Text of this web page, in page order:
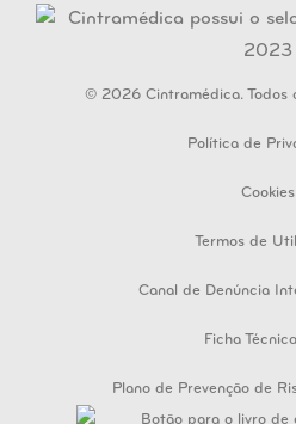
© 2026 Cintramédica. Todos
Política de
Cookies
Termos de
Canal de Denúncia
Ficha
Plano de Prevenção de